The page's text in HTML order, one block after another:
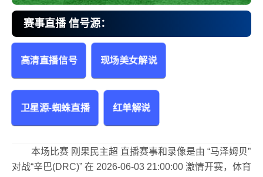
马泽姆贝vs辛巴(DRC) 刚果民主超
赛事直播 信号源：
高清直播信号 现场美女解说
卫星源-蜘蛛直播 红单解说
本场比赛 刚果民主超 直播赛事和录像是由 “马泽姆贝”
对战“辛巴(DRC)” 在 2026-06-03 21:00:00 激情开赛，体育